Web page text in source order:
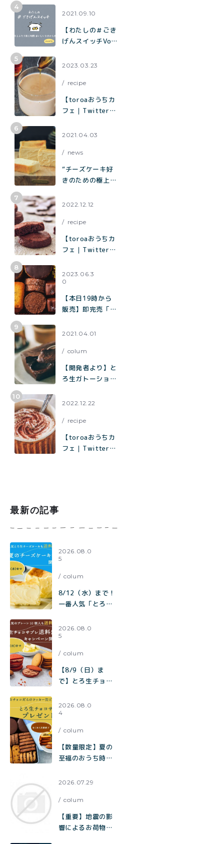
題】混ぜて焼くだ
ョコバナナマフィ
ン」の作り方
2021.09.10
【わたしの＃ごき
げんスイッチVol.
む時間 おいしい
2023.03.23
recipe
【toroaおうちカ
フェ｜Twitterで
題】烏龍茶がしっ
感たっぷり「烏龍
茶ラテ」
2021.04.03
news
“チーズケーキ好
きのための極上チ
ろ生チーズケー
2022.12.12
recipe
【toroaおうちカ
フェ｜Twitterで
題】混ぜて焼くだ
けで作れる生チョ
コみたいなクッキ
ー「濃厚チョコク
ッキー」の作り方
2023.06.3
0
【本日19時から
販売】即完売「チ
ー缶」の再販売／
「toroaのバター
が美味しいクッキ
ー缶」
2021.04.01
colum
【開発者より】と
ろ生ガトーショコ
2022.12.22
recipe
【toroaおうちカ
フェ｜Twitterで
最新の記事
2026.08.0
5
colum
8/12（水）まで！
一番人気「とろ生
【送料無料】
toroa夏のチーズ
2026.08.0
5
colum
【8/9（日）ま
で】とろ生チョコ
ャンペーン開催
中！
2026.08.0
4
colum
【数量限定】夏の
至福のおうち時間
だらけクッキー缶
ョコサブレをプレ
ゼント
2026.07.29
colum
【重要】地震の影
響によるお荷物の